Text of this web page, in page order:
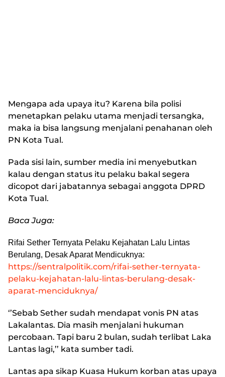
Mengapa ada upaya itu? Karena bila polisi
menetapkan pelaku utama menjadi tersangka,
maka ia bisa langsung menjalani penahanan oleh
PN Kota Tual.
Pada sisi lain, sumber media ini menyebutkan
kalau dengan status itu pelaku bakal segera
dicopot dari jabatannya sebagai anggota DPRD
Kota Tual.
Baca Juga:
Rifai Sether Ternyata Pelaku Kejahatan Lalu Lintas
Berulang, Desak Aparat Mendicuknya:
https://sentralpolitik.com/rifai-sether-ternyata-
pelaku-kejahatan-lalu-lintas-berulang-desak-
aparat-menciduknya/
‘’Sebab Sether sudah mendapat vonis PN atas
Lakalantas. Dia masih menjalani hukuman
percobaan. Tapi baru 2 bulan, sudah terlibat Laka
Lantas lagi,’’ kata sumber tadi.
Lantas apa sikap Kuasa Hukum korban atas upaya